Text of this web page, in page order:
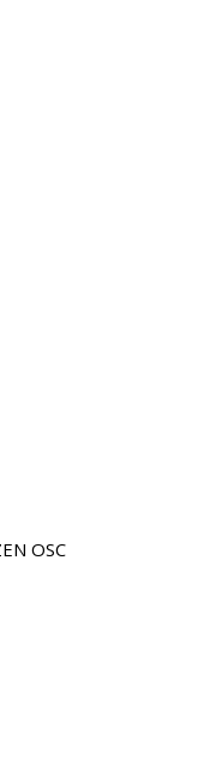
OSC